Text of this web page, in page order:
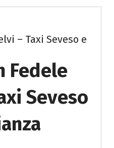
– Taxi Seveso e
Fedele
Seveso